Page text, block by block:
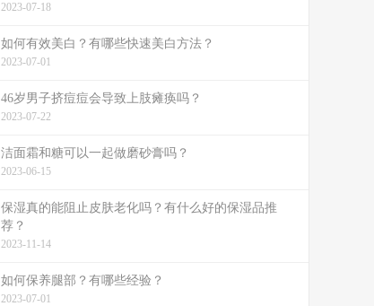
2023-07-18
如何有效美白？有哪些快速美白方法？
2023-07-01
46岁男子挤痘痘会导致上肢瘫痪吗？
2023-07-22
洁面霜和糖可以一起做磨砂膏吗？
2023-06-15
保湿真的能阻止皮肤老化吗？有什么好的保湿品推
荐？
2023-11-14
如何保养腿部？有哪些经验？
2023-07-01